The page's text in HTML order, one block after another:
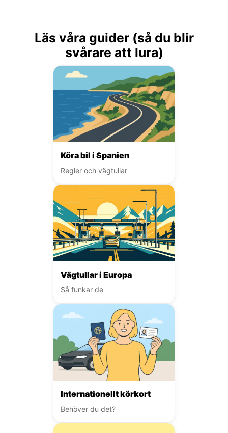
Läs våra guider (så du blir
svårare att lura)
Köra bil i Spanien
Regler och vägtullar
Vägtullar i Europa
Så funkar de
Internationellt körkort
Behöver du det?